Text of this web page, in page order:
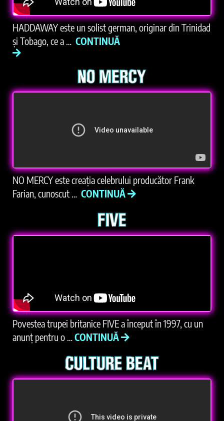
HADDAWAY este un solist german, originar din Trinidad
și Tobago, ce a … CONTINUĂ
NO MERCY este creația celebrului producător Frank
Farian, cunoscut … CONTINUĂ
Povestea trupei britanice FIVE a început în 1997, cu un
anunț pentru o …CONTINUĂ